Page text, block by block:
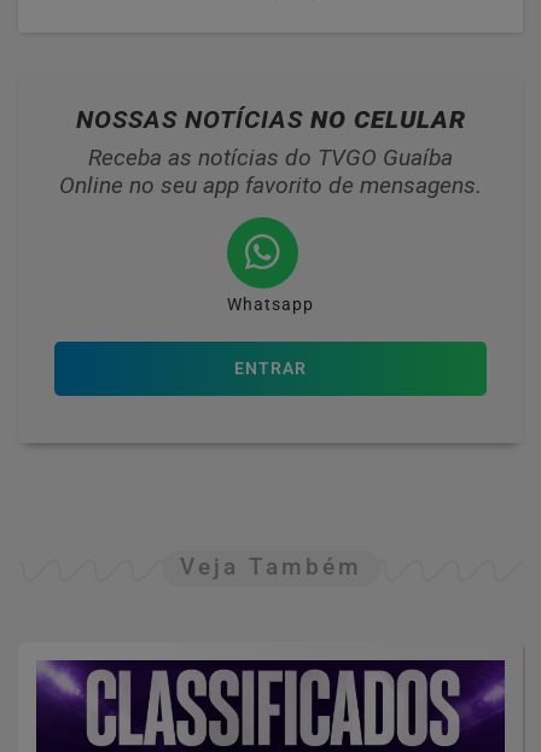
NOSSAS NOTÍCIAS NO CELULAR
Receba as notícias do TVGO Guaíba
Online no seu app favorito de mensagens.
Whatsapp
ENTRAR
Veja Também